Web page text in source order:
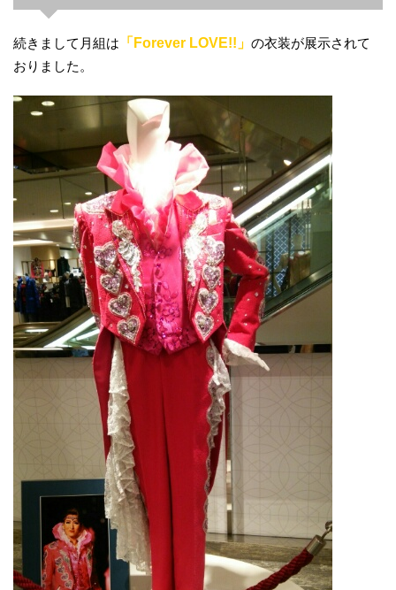
続きまして月組は 「Forever LOVE!!」 の衣装が展示されて
おりました。